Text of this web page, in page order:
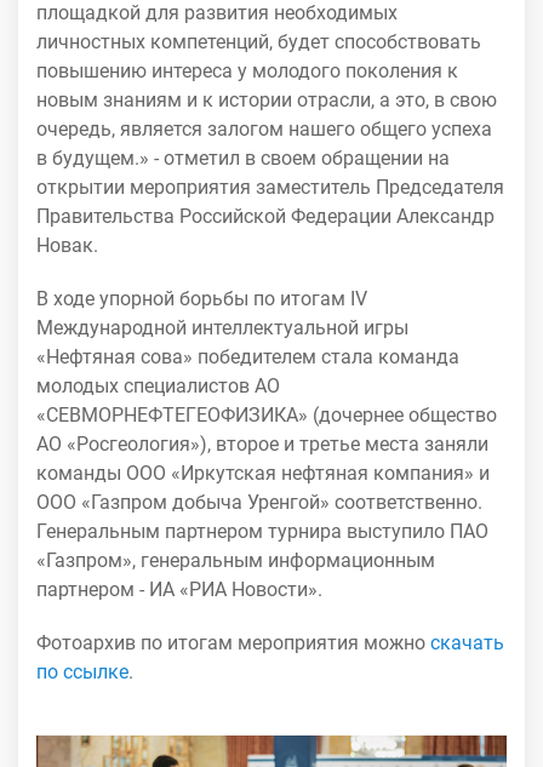
площадкой для развития необходимых
личностных компетенций, будет способствовать
повышению интереса у молодого поколения к
новым знаниям и к истории отрасли, а это, в свою
очередь, является залогом нашего общего успеха
в будущем.» - отметил в своем обращении на
открытии мероприятия заместитель Председателя
Правительства Российской Федерации Александр
Новак.
В ходе упорной борьбы по итогам IV
Международной интеллектуальной игры
«Нефтяная сова» победителем стала команда
молодых специалистов АО
«СЕВМОРНЕФТЕГЕОФИЗИКА» (дочернее общество
АО «Росгеология»), второе и третье места заняли
команды ООО «Иркутская нефтяная компания» и
ООО «Газпром добыча Уренгой» соответственно.
Генеральным партнером турнира выступило ПАО
«Газпром», генеральным информационным
партнером - ИА «РИА Новости».
Фотоархив по итогам мероприятия можно скачать
по ссылке.